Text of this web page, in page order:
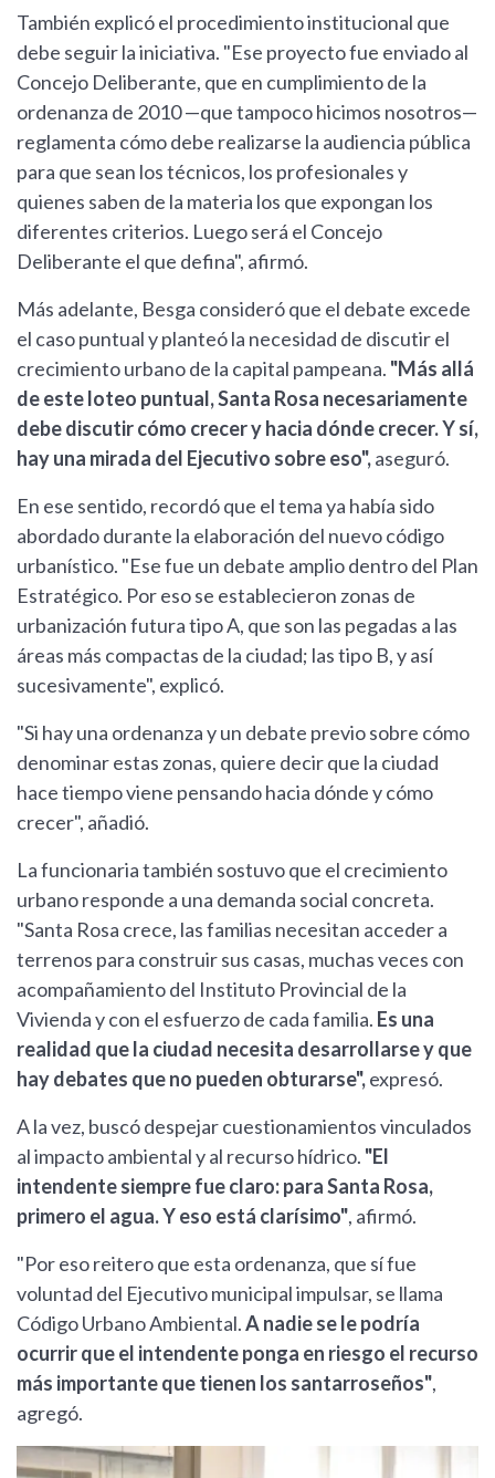
También explicó el procedimiento institucional que
debe seguir la iniciativa. "Ese proyecto fue enviado al
Concejo Deliberante, que en cumplimiento de la
ordenanza de 2010 —que tampoco hicimos nosotros—
reglamenta cómo debe realizarse la audiencia pública
para que sean los técnicos, los profesionales y
quienes saben de la materia los que expongan los
diferentes criterios. Luego será el Concejo
Deliberante el que defina", afirmó.
Más adelante, Besga consideró que el debate excede
el caso puntual y planteó la necesidad de discutir el
crecimiento urbano de la capital pampeana. "Más allá
de este loteo puntual, Santa Rosa necesariamente
debe discutir cómo crecer y hacia dónde crecer. Y sí,
hay una mirada del Ejecutivo sobre eso",aseguró.
En ese sentido, recordó que el tema ya había sido
abordado durante la elaboración del nuevo código
urbanístico. "Ese fue un debate amplio dentro del Plan
Estratégico. Por eso se establecieron zonas de
urbanización futura tipo A, que son las pegadas a las
áreas más compactas de la ciudad; las tipo B, y así
sucesivamente", explicó.
"Si hay una ordenanza y un debate previo sobre cómo
denominar estas zonas, quiere decir que la ciudad
hace tiempo viene pensando hacia dónde y cómo
crecer", añadió.
La funcionaria también sostuvo que el crecimiento
urbano responde a una demanda social concreta.
"Santa Rosa crece, las familias necesitan acceder a
terrenos para construir sus casas, muchas veces con
acompañamiento del Instituto Provincial de la
Vivienda y con el esfuerzo de cada familia. Es una
realidad que la ciudad necesita desarrollarse y que
hay debates que no pueden obturarse",expresó.
A la vez, buscó despejar cuestionamientos vinculados
al impacto ambiental y al recurso hídrico. "El
intendente siempre fue claro: para Santa Rosa,
primero el agua. Y eso está clarísimo", afirmó.
"Por eso reitero que esta ordenanza, que sí fue
voluntad del Ejecutivo municipal impulsar, se llama
Código Urbano Ambiental.A nadie se le podría
ocurrir que el intendente ponga en riesgo el recurso
más importante que tienen los santarroseños",
agregó.